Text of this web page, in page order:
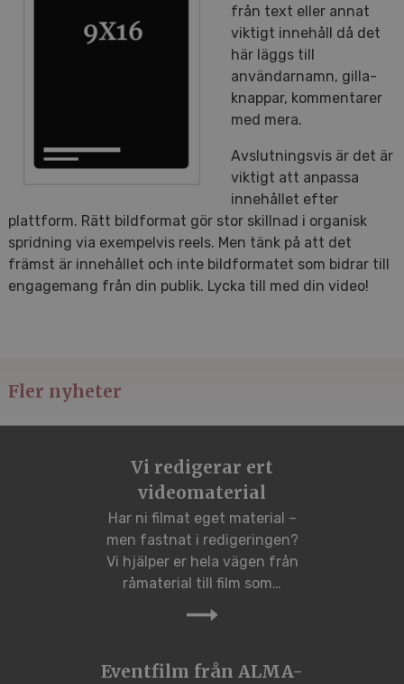
från text eller annat
viktigt innehåll då det
här läggs till
användarnamn, gilla-
knappar, kommentarer
med mera.
Avslutningsvis är det är
viktigt att anpassa
innehållet efter
plattform. Rätt bildformat gör stor skillnad i organisk
spridning via exempelvis reels. Men tänk på att det
främst är innehållet och inte bildformatet som bidrar till
engagemang från din publik. Lycka till med din video!
Fler nyheter
Vi redigerar ert
videomaterial
Har ni filmat eget material –
men fastnat i redigeringen?
Vi hjälper er hela vägen från
råmaterial till film som…
Eventfilm från ALMA-